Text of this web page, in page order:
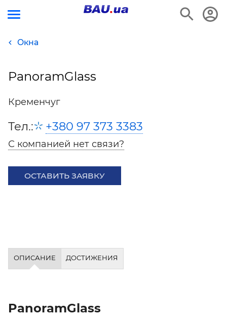
Окна
PanoramGlass
Кременчуг
Тел.: +380 97 373 3383
С компанией нет связи?
ОСТАВИТЬ ЗАЯВКУ
ОПИСАНИЕ ДОСТИЖЕНИЯ
PanoramGlass